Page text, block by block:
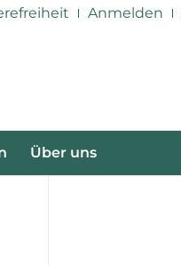
Anmelden
Über uns